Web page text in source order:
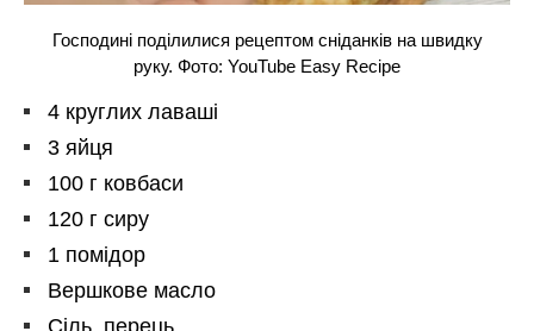
Господині поділилися рецептом сніданків на швидку
руку. Фото: YouTube Easy Recipe
4 круглих лаваші
3 яйця
100 г ковбаси
120 г сиру
1 помідор
Вершкове масло
Сіль, перець